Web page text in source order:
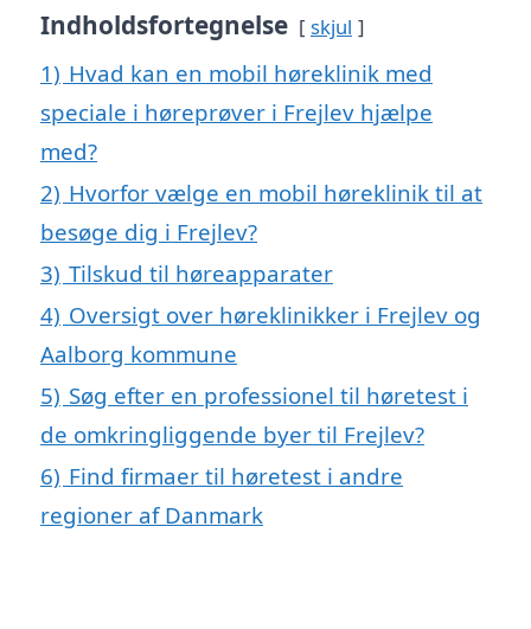
Indholdsfortegnelse skjul
1) Hvad kan en mobil høreklinik med
speciale i høreprøver i Frejlev hjælpe
med?
2) Hvorfor vælge en mobil høreklinik til at
besøge dig i Frejlev?
3) Tilskud til høreapparater
4) Oversigt over høreklinikker i Frejlev og
Aalborg kommune
5) Søg efter en professionel til høretest i
de omkringliggende byer til Frejlev?
6) Find firmaer til høretest i andre
regioner af Danmark